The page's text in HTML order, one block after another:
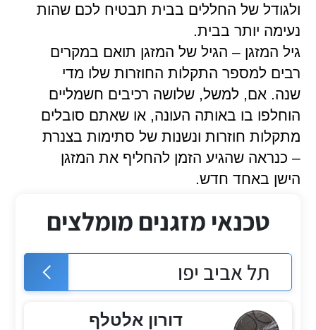
ולגודל של החללים בבית תבטיח לכם שהות
נעימה יותר בבית.
גיל המזגן – הגיל של המזגן תואם במקרים
רבים למספר התקלות החוזרות שלו מדי
שנה. אם, למשל, שלושה רכיבים חשמליים
הוחלפו בו באותה העונה, או שאתם סובלים
מתקלות חוזרות ונשנות של סתימות בצנרת
– כנראה שהגיע הזמן להחליף את המזגן
הישן באחד חדש.
טכנאי מזגנים מומלצים
דורון אלטלף